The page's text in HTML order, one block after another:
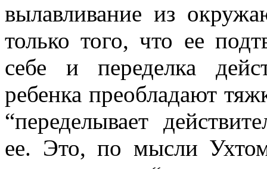
вылавливание из
только того, что ее
себе и переделка
ребенка преобладают
“переделывает
ее. Это, по мысли